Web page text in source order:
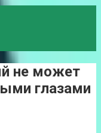
не может
глазами